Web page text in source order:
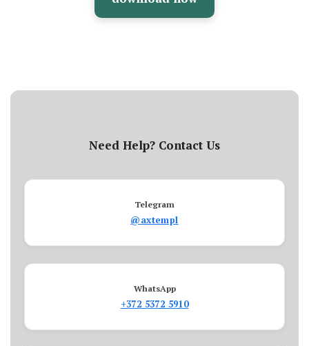
Need Help? Contact Us
Telegram
@axtempl
WhatsApp
+372 5372 5910